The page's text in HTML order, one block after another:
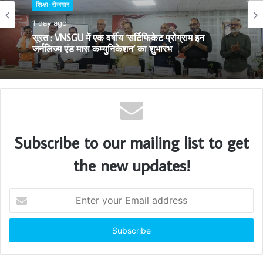
e
शिक्षा-रोजगार
1 day ago
सूरत : VNSGU में एक वर्षीय ‘सर्टिफिकेट प्रोग्राम इन
2 days ago
सूरत का गौरव: AM/NS India के हज़ीरा प्लान्ट में निर्मित
स्टील से सुसज्जित भारतीय नौसेना का नवीनतम युद्धोपात INS
मालवण
Subscribe to our mailing list to get
the new updates!
t
r
y